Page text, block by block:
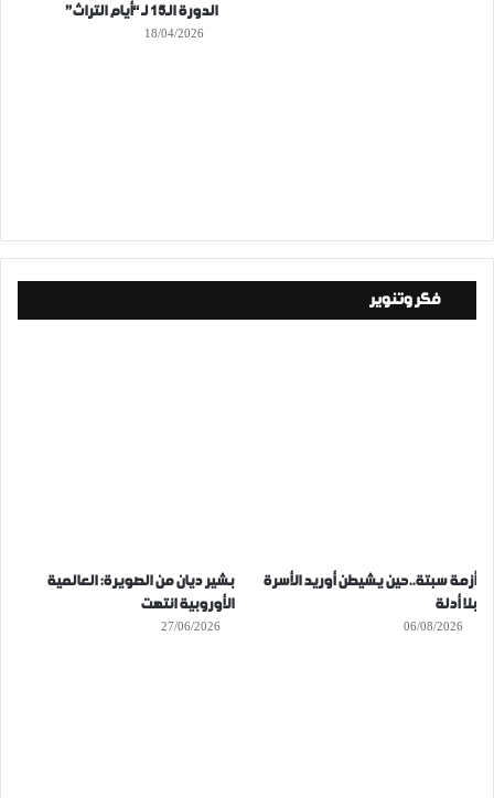
الدورة الـ15 لـ “أيام التراث”
18/04/2026
فكر وتنوير
أزمة سبتة..حين يشيطن أوريد الأسرة
بلا أدلة
06/08/2026
بشير ديان من الصويرة: العالمية
الأوروبية انتهت
27/06/2026